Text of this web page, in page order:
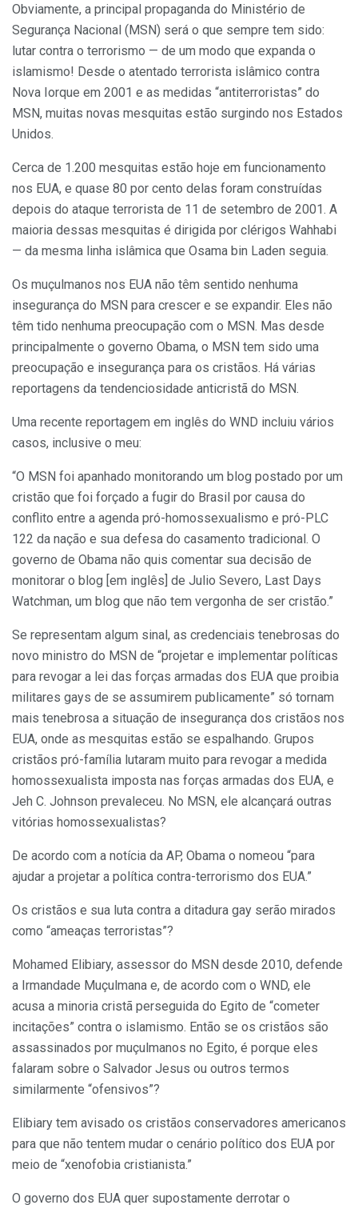
Obviamente, a principal propaganda do Ministério de
Segurança Nacional (MSN) será o que sempre tem sido:
lutar contra o terrorismo — de um modo que expanda o
islamismo! Desde o atentado terrorista islâmico contra
Nova Iorque em 2001 e as medidas “antiterroristas” do
MSN, muitas novas mesquitas estão surgindo nos Estados
Unidos.
Cerca de 1.200 mesquitas estão hoje em funcionamento
nos EUA, e quase 80 por cento delas foram construídas
depois do ataque terrorista de 11 de setembro de 2001. A
maioria dessas mesquitas é dirigida por clérigos Wahhabi
— da mesma linha islâmica que Osama bin Laden seguia.
Os muçulmanos nos EUA não têm sentido nenhuma
insegurança do MSN para crescer e se expandir. Eles não
têm tido nenhuma preocupação com o MSN. Mas desde
principalmente o governo Obama, o MSN tem sido uma
preocupação e insegurança para os cristãos. Há várias
reportagens da tendenciosidade anticristã do MSN.
Uma recente reportagem em inglês do WND incluiu vários
casos, inclusive o meu:
“O MSN foi apanhado monitorando um blog postado por um
cristão que foi forçado a fugir do Brasil por causa do
conflito entre a agenda pró-homossexualismo e pró-PLC
122 da nação e sua defesa do casamento tradicional. O
governo de Obama não quis comentar sua decisão de
monitorar o blog [em inglês] de Julio Severo, Last Days
Watchman, um blog que não tem vergonha de ser cristão.”
Se representam algum sinal, as credenciais tenebrosas do
novo ministro do MSN de “projetar e implementar políticas
para revogar a lei das forças armadas dos EUA que proibia
militares gays de se assumirem publicamente” só tornam
mais tenebrosa a situação de insegurança dos cristãos nos
EUA, onde as mesquitas estão se espalhando. Grupos
cristãos pró-família lutaram muito para revogar a medida
homossexualista imposta nas forças armadas dos EUA, e
Jeh C. Johnson prevaleceu. No MSN, ele alcançará outras
vitórias homossexualistas?
De acordo com a notícia da AP, Obama o nomeou “para
ajudar a projetar a política contra-terrorismo dos EUA.”
Os cristãos e sua luta contra a ditadura gay serão mirados
como “ameaças terroristas”?
Mohamed Elibiary, assessor do MSN desde 2010, defende
a Irmandade Muçulmana e, de acordo com o WND, ele
acusa a minoria cristã perseguida do Egito de “cometer
incitações” contra o islamismo. Então se os cristãos são
assassinados por muçulmanos no Egito, é porque eles
falaram sobre o Salvador Jesus ou outros termos
similarmente “ofensivos”?
Elibiary tem avisado os cristãos conservadores americanos
para que não tentem mudar o cenário político dos EUA por
meio de “xenofobia cristianista.”
O governo dos EUA quer supostamente derrotar o